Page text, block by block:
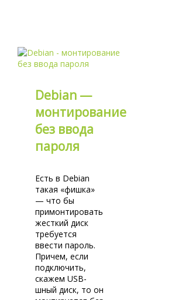
Debian —
монтирование
без ввода
пароля
Есть в Debian
такая «фишка»
— что бы
примонтировать
жесткий диск
требуется
ввести пароль.
Причем, если
подключить,
скажем USB-
шный диск, то он